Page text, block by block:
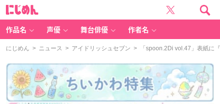
作品名 声優 舞台俳優 作者名
にじめん > ニュース > アイドリッシュセブン > 「spoon.2Di vol.47」表紙に